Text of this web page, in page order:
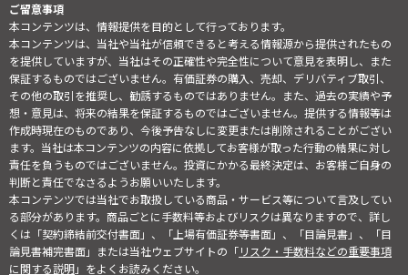
ご留意事項
本コンテンツは、情報提供を目的として行っております。
本コンテンツは、当社や当社が信頼できると考える情報源から提供されたもの
を提供していますが、当社はその正確性や完全性について意見を表明し、また
保証するものではございません。有価証券の購入、売却、デリバティブ取引、
その他の取引を推奨し、勧誘するものではありません。また、過去の実績や予
想・意見は、将来の結果を保証するものではございません。提供する情報等は
作成時現在のものであり、今後予告なしに変更または削除されることがござい
ます。当社は本コンテンツの内容に依拠してお客様が取った行動の結果に対し
責任を負うものではございません。投資にかかる最終決定は、お客様ご自身の
判断と責任でなさるようお願いいたします。
本コンテンツでは当社でお取扱している商品・サービス等について言及してい
る部分があります。商品ごとに手数料等およびリスクは異なりますので、詳し
くは「契約締結前交付書面」、「上場有価証券等書面」、「目論見書」、「目
論見書補完書面」または当社ウェブサイトの「リスク・手数料などの重要事項
に関する説明」をよくお読みください。